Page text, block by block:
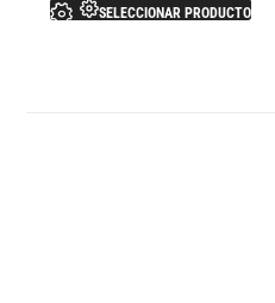
SELECCIONAR PRODUCTO